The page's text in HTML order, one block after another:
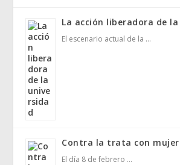
La acción liberadora de
El escenario actual de la …
Contra la trata con
El día 8 de febrero …